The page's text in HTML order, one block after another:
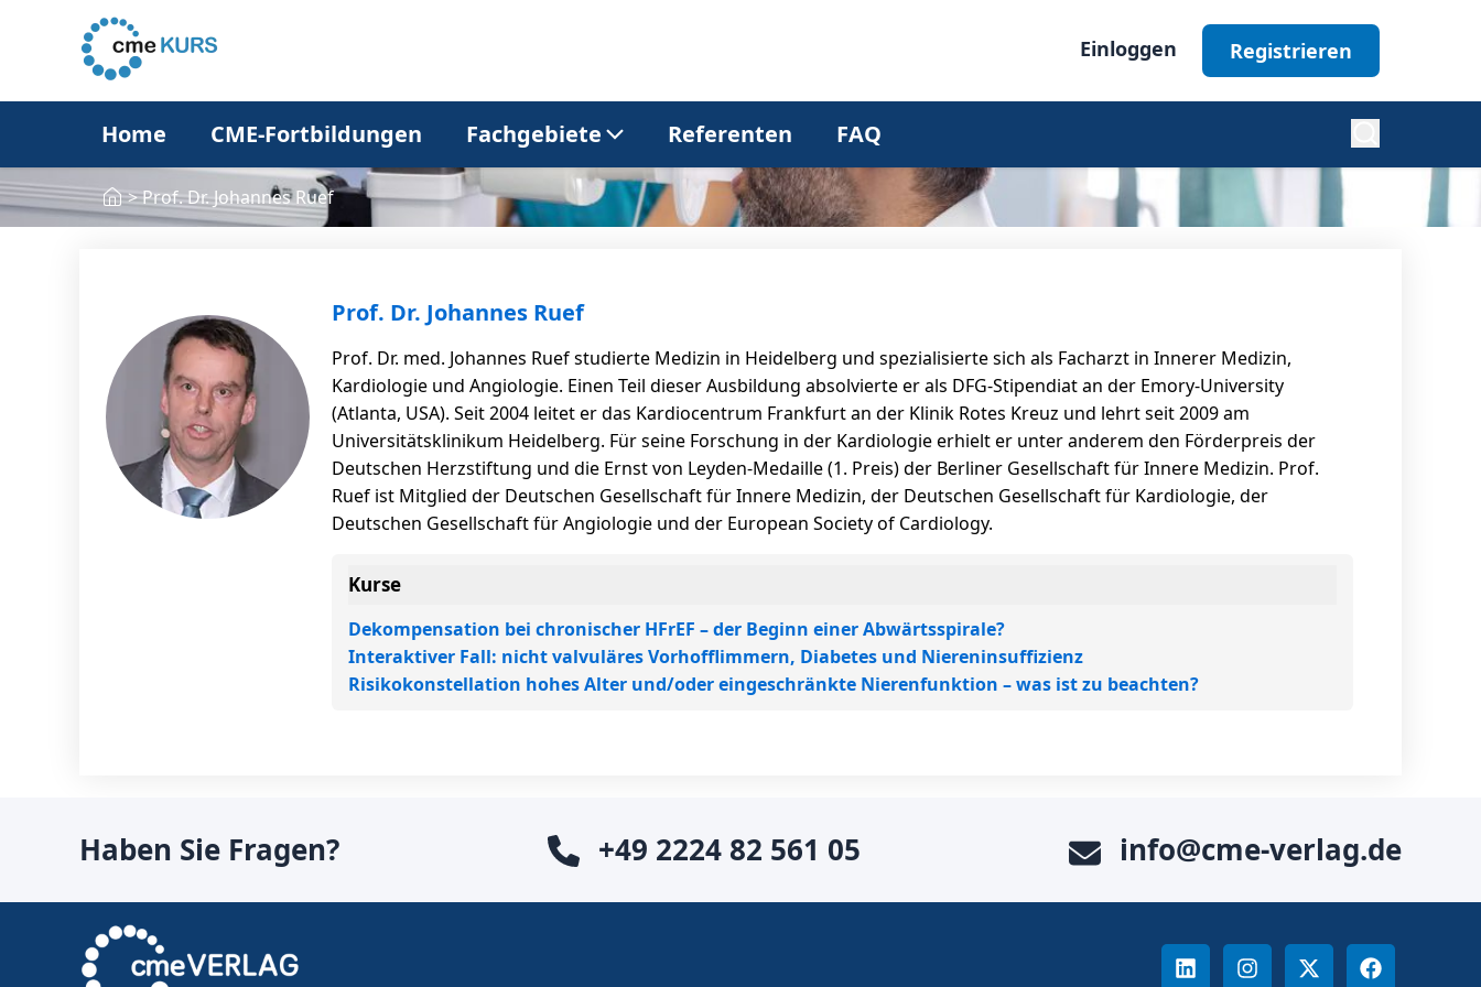
Einloggen Registrieren
Home CME-Fortbildungen Fachgebiete
Allgemeinmedizin Dermatologie Diabetes
Gastroenterologie
Neurologie Onkologie Ophthalmologie
Pneumologie Urologie Alle Fachgebiete
Referenten FAQ
>Prof. Dr. Johannes Ruef
Prof. Dr. Johannes Ruef
Prof. Dr. med. Johannes Ruef studierte Medizin in Heidelberg und spezialisierte sich als Facharzt in Innerer Medizin,
Kardiologie und Angiologie. Einen Teil dieser Ausbildung absolvierte er als DFG-Stipendiat an der Emory-University
(Atlanta, USA). Seit 2004 leitet er das Kardiocentrum Frankfurt an der Klinik Rotes Kreuz und lehrt seit 2009 am
Universitätsklinikum Heidelberg. Für seine Forschung in der Kardiologie erhielt er unter anderem den Förderpreis der
Deutschen Herzstiftung und die Ernst von Leyden-Medaille (1. Preis) der Berliner Gesellschaft für Innere Medizin. Prof.
Ruef ist Mitglied der Deutschen Gesellschaft für Innere Medizin, der Deutschen Gesellschaft für Kardiologie, der
Deutschen Gesellschaft für Angiologie und der European Society of Cardiology.
Kurse
Dekompensation bei chronischer HFrEF – der Beginn einer Abwärtsspirale?
Interaktiver Fall: nicht valvuläres Vorhofflimmern, Diabetes und Niereninsuffizienz
Risikokonstellation hohes Alter und/oder eingeschränkte Nierenfunktion – was ist zu beachten?
Haben Sie Fragen? +49 2224 82 561 05 info@cme-verlag.de